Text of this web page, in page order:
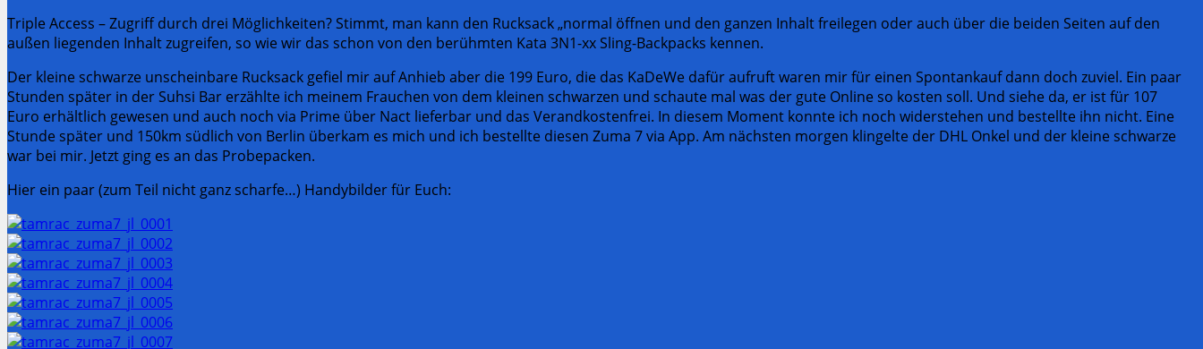
Triple Access – Zugriff durch drei Möglichkeiten? Stimmt, man kann den Rucksack „normal öffnen und den ganzen Inhalt freilegen oder auch über die beiden Seiten auf den
außen liegenden Inhalt zugreifen, so wie wir das schon von den berühmten Kata 3N1-xx Sling-Backpacks kennen.
Der kleine schwarze unscheinbare Rucksack gefiel mir auf Anhieb aber die 199 Euro, die das KaDeWe dafür aufruft waren mir für einen Spontankauf dann doch zuviel. Ein paar
Stunden später in der Suhsi Bar erzählte ich meinem Frauchen von dem kleinen schwarzen und schaute mal was der gute Online so kosten soll. Und siehe da, er ist für 107
Euro erhältlich gewesen und auch noch via Prime über Nact lieferbar und das Verandkostenfrei. In diesem Moment konnte ich noch widerstehen und bestellte ihn nicht. Eine
Stunde später und 150km südlich von Berlin überkam es mich und ich bestellte diesen Zuma 7 via App. Am nächsten morgen klingelte der DHL Onkel und der kleine schwarze
war bei mir. Jetzt ging es an das Probepacken.
Hier ein paar (zum Teil nicht ganz scharfe…) Handybilder für Euch: